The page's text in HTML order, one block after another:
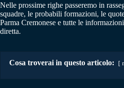
Nelle prossime righe passeremo in
squadre, le probabili formazioni, le
Parma Cremonese e tutte le
diretta.
Cosa troverai in questo articolo: